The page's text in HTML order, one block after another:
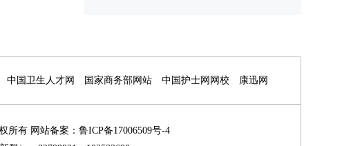
中国卫生人才网 国家商务部网站 中国护士网网校 康迅网
所有 网站备案： 鲁ICP备17006509号-4